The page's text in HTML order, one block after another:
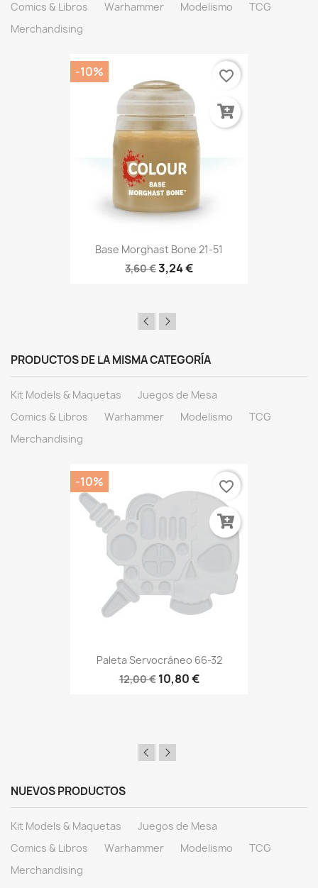
Comics & Libros Warhammer Modelismo
TCG
Merchandising
Base Morghast Bone 21-51
3,60 €3,24 €
-10% favorite_border
PRODUCTOS DE LA MISMA CATEGORÍA
Kit Models & Maquetas
Juegos de Mesa
Comics & Libros
Warhammer Modelismo
TCG
Merchandising
Paleta Servocráneo 66-32
12,00 € 10,80 €
-10% favorite_border
NUEVOS PRODUCTOS
Kit Models & Maquetas
Juegos de Mesa
Comics & Libros
Warhammer Modelismo
TCG
Merchandising